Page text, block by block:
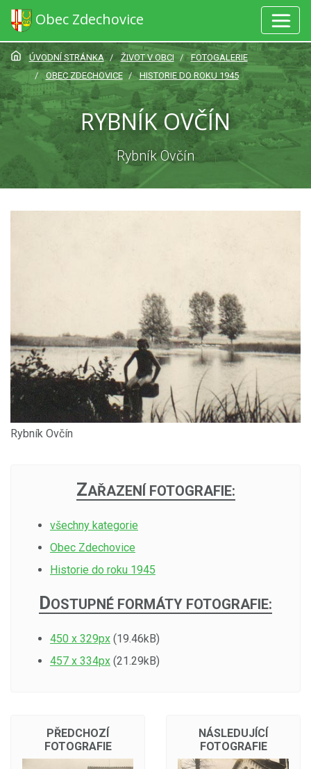
Obec Zdechovice
ÚVODNÍ STRÁNKA ŽIVOT V OBCI
FOTOGALERIE
OBEC ZDECHOVICE
HISTORIE DO ROKU 1945
RYBNÍK OVČÍN
Rybník Ovčín
Rybník Ovčín
ZAŘAZENÍ FOTOGRAFIE:
všechny kategorie
Obec Zdechovice
Historie do roku 1945
DOSTUPNÉ FORMÁTY FOTOGRAFIE:
450 x 329px (19.46kB)
457 x 334px (21.29kB)
PŘEDCHOZÍ
FOTOGRAFIE
NÁSLEDUJÍCÍ
FOTOGRAFIE